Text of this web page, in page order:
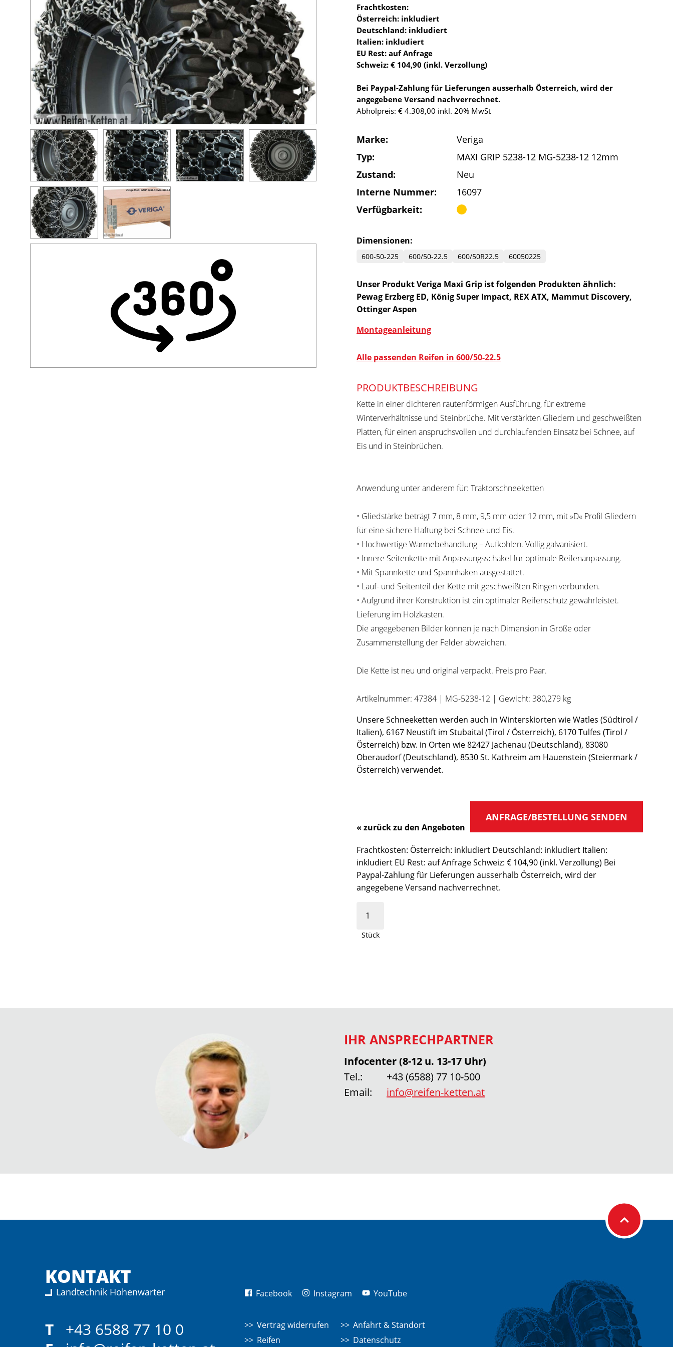
Frachtkosten:
Österreich: inkludiert
Deutschland: inkludiert
Italien: inkludiert
EU Rest: auf Anfrage
Schweiz: € 104,90 (inkl. Verzollung)
Bei Paypal-Zahlung für Lieferungen ausserhalb Österreich, wird der
angegebene Versand nachverrechnet.
Abholpreis: € 4.308,00 inkl. 20% MwSt
Marke:
Veriga
Typ:
MAXI GRIP 5238-12 MG-5238-12 12mm
Zustand:
Neu
Interne Nummer:
16097
Verfügbarkeit:
Dimensionen:
600-50-225 600/50-22.5 600/50R22.5 60050225
Unser Produkt Veriga Maxi Grip ist folgenden Produkten ähnlich:
Pewag Erzberg ED, König Super Impact, REX ATX, Mammut Discovery,
Ottinger Aspen
Montageanleitung
Alle passenden Reifen in 600/50-22.5
PRODUKTBESCHREIBUNG
Kette in einer dichteren rautenförmigen Ausführung, für extreme
Winterverhältnisse und Steinbrüche. Mit verstärkten Gliedern und geschweißten
Platten, für einen anspruchsvollen und durchlaufenden Einsatz bei Schnee, auf
Eis und in Steinbrüchen.
Anwendung unter anderem für: Traktorschneeketten
• Gliedstärke beträgt 7 mm, 8 mm, 9,5 mm oder 12 mm, mit »D« Profil Gliedern
für eine sichere Haftung bei Schnee und Eis.
• Hochwertige Wärmebehandlung – Aufkohlen. Völlig galvanisiert.
• Innere Seitenkette mit Anpassungsschäkel für optimale Reifenanpassung.
• Mit Spannkette und Spannhaken ausgestattet.
• Lauf- und Seitenteil der Kette mit geschweißten Ringen verbunden.
• Aufgrund ihrer Konstruktion ist ein optimaler Reifenschutz gewährleistet.
Lieferung im Holzkasten.
Die angegebenen Bilder können je nach Dimension in Größe oder
Zusammenstellung der Felder abweichen.
Die Kette ist neu und original verpackt. Preis pro Paar.
Artikelnummer: 47384 | MG-5238-12 | Gewicht: 380,279 kg
Unsere Schneeketten werden auch in Winterskiorten wie Watles (Südtirol /
Italien), 6167 Neustift im Stubaital (Tirol / Österreich), 6170 Tulfes (Tirol /
Österreich) bzw. in Orten wie 82427 Jachenau (Deutschland), 83080
Oberaudorf (Deutschland), 8530 St. Kathreim am Hauenstein (Steiermark /
Österreich) verwendet.
« zurück zu den Angeboten
ANFRAGE/BESTELLUNG SENDEN
Frachtkosten: Österreich: inkludiert Deutschland: inkludiert Italien:
inkludiert EU Rest: auf Anfrage Schweiz: € 104,90 (inkl. Verzollung) Bei
Paypal-Zahlung für Lieferungen ausserhalb Österreich, wird der
angegebene Versand nachverrechnet.
Stück
IHR ANSPRECHPARTNER
Infocenter (8-12 u. 13-17 Uhr)
Tel.:
+43 (6588) 77 10-500
Email:
info@reifen-ketten.at
KONTAKT
Landtechnik Hohenwarter
T
+43 6588 77 10 0
Facebook Instagram YouTube
Vertrag widerrufen
Reifen
Anfahrt & Standort
Datenschutz